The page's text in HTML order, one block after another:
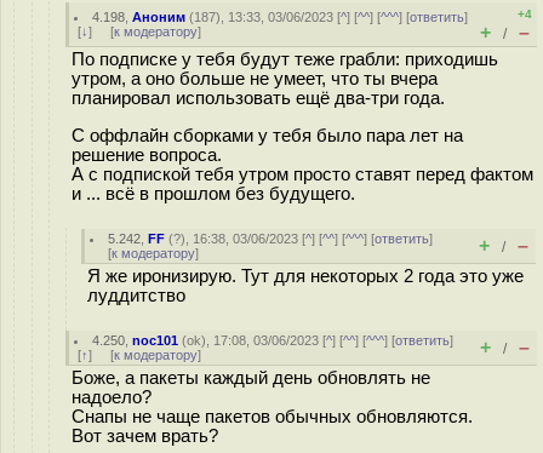
4.198 ,Аноним (187), 13:33, 03/06/2023 [^] [^^] [^^^] [ответить]
[↓] [к модератору]
+4
+ / –
По подписке у тебя будут теже грабли: приходишь
утром, а оно больше не умеет, что ты вчера
планировал использовать ещё два-три года.
С оффлайн сборками у тебя было пара лет на
решение вопроса.
А с подпиской тебя утром просто ставят перед фактом
и ... всё в прошлом без будущего.
5.242 ,FF (?), 16:38, 03/06/2023 [^] [^^] [^^^] [ответить]
[к модератору] + / –
Я же иронизирую. Тут для некоторых 2 года это уже
луддитство
4.250 ,noc101 (ok), 17:08, 03/06/2023 [^] [^^] [^^^] [ответить]
[↑] [к модератору] + / –
Боже, а пакеты каждый день обновлять не
надоело?
Снапы не чаще пакетов обычных обновляются.
Вот зачем врать?